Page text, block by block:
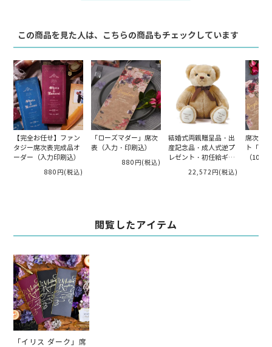
この商品を見た人は、こちらの商品もチェックしています
【完全お任せ】ファン
タジー席次表完成品オ
ーダー（入力印刷込）
880円(税込)
「ローズマダー」席次
表（入力・印刷込）
880円(税込)
結婚式両親贈呈品・出
産記念品・成人式逆プ
レゼント・初任給ギフ
トベア「キャメリー リ
22,572円(税込)
席次表
ト「ロ
（10名
閲覧したアイテム
「イリス ダーク」席